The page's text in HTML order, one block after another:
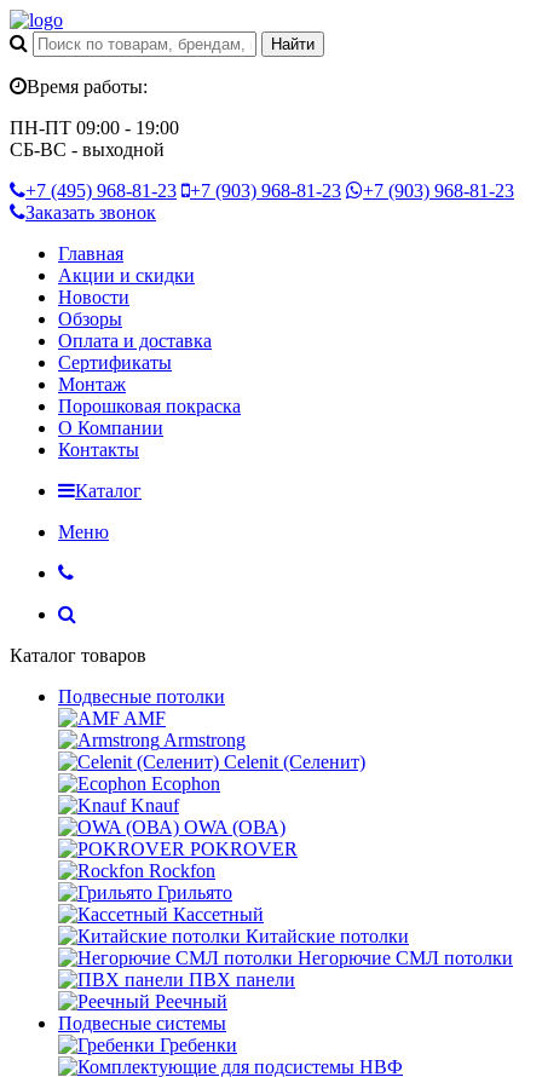
Время работы:
ПН-ПТ 09:00 - 19:00
СБ-ВС - выходной
+7 (495) 968-81-23 +7 (903) 968-81-23 +7 (903) 968-81-23
Заказать звонок
Главная
Акции и скидки
Новости
Обзоры
Оплата и доставка
Сертификаты
Монтаж
Порошковая покраска
О Компании
Контакты
Каталог
Меню
Каталог товаров
Подвесные потолки
AMF
Armstrong
Celenit (Селенит)
Ecophon
Knauf
OWA (ОВА)
POKROVER
Rockfon
Грильято
Кассетный
Китайские потолки
Негорючие СМЛ потолки
ПВХ панели
Реечный
Подвесные системы
Гребенки